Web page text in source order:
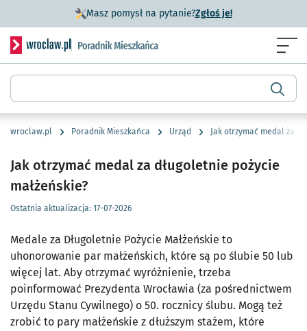
Masz pomysł na pytanie?Zgłoś je!- otworzy się w
Serwis informacyjny wroclaw.pl podserwis: Poradnik
Wyszukiwarka
wroclaw.pl Poradnik Mieszkańca Urząd Jak otrzymać medal za
Jak otrzymać medal za długoletnie pożycie
małżeńskie?
Ostatnia aktualizacja: 17-07-2026
Medale za Długoletnie Pożycie Małżeńskie to
uhonorowanie par małżeńskich, które są po ślubie 50 lub
więcej lat. Aby otrzymać wyróżnienie, trzeba
poinformować Prezydenta Wrocławia (za pośrednictwem
Urzędu Stanu Cywilnego) o 50. rocznicy ślubu. Mogą też
zrobić to pary małżeńskie z dłuższym stażem, które